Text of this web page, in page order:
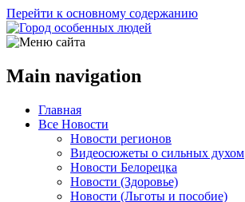
Перейти к основному содержанию
Main navigation
Главная
Все Новости
Новости регионов
Видеосюжеты о сильных духом
Новости Белорецка
Новости (Здоровье)
Новости (Льготы и пособие)